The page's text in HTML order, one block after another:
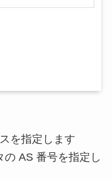
を指定します
の AS 番号を指定し